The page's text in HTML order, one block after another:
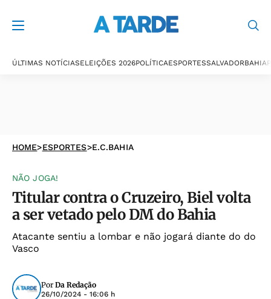
ÚLTIMAS NOTÍCIASELEIÇÕES 2026POLÍTICAESPORTESSALVADORBAHIA
HOME>ESPORTES>E.C.BAHIA
NÃO JOGA!
Titular contra o Cruzeiro, Biel volta
a ser vetado pelo DM do Bahia
Atacante sentiu a lombar e não jogará diante do do
Vasco
Por Da Redação
26/10/2024 - 16:06 h